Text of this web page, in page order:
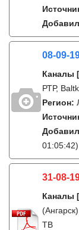
08-09-
Каналы
РТР,
Регион:
01:05:42)
31-08-
Каналы
ТВ